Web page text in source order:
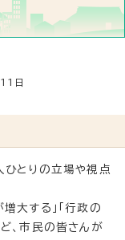
日
ひとりの立場や視点
大する」「行政の
、市民の皆さんが